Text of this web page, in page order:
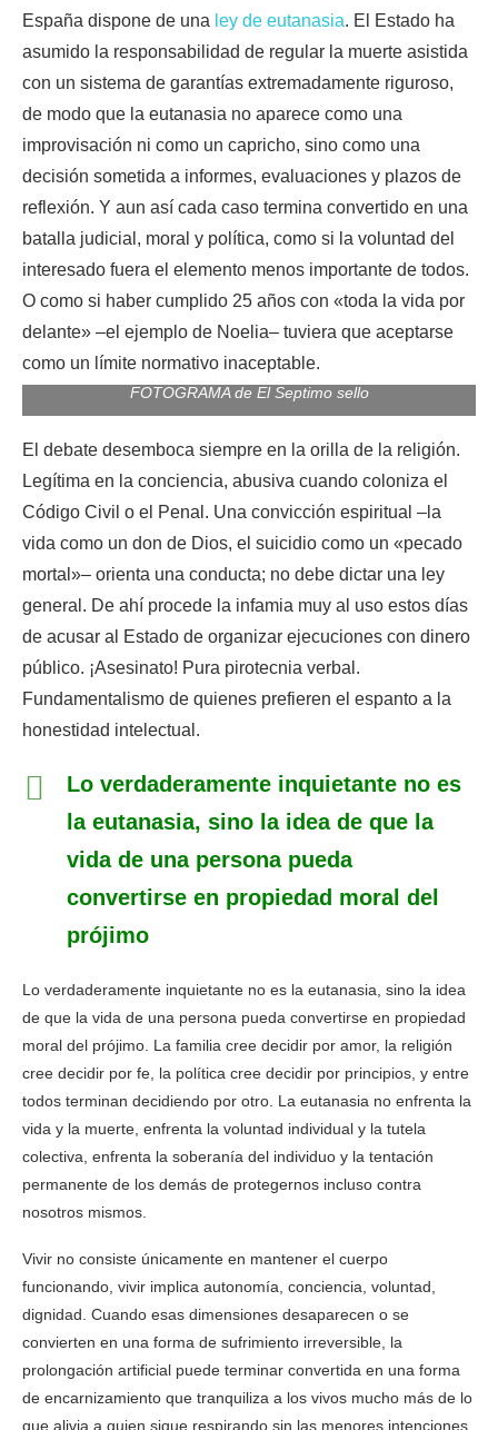
España dispone de una ley de eutanasia. El Estado ha
asumido la responsabilidad de regular la muerte asistida
con un sistema de garantías extremadamente riguroso,
de modo que la eutanasia no aparece como una
improvisación ni como un capricho, sino como una
decisión sometida a informes, evaluaciones y plazos de
reflexión. Y aun así cada caso termina convertido en una
batalla judicial, moral y política, como si la voluntad del
interesado fuera el elemento menos importante de todos.
O como si haber cumplido 25 años con «toda la vida por
delante» –el ejemplo de Noelia– tuviera que aceptarse
como un límite normativo inaceptable.
FOTOGRAMA de El Septimo sello
El debate desemboca siempre en la orilla de la religión.
Legítima en la conciencia, abusiva cuando coloniza el
Código Civil o el Penal. Una convicción espiritual –la
vida como un don de Dios, el suicidio como un «pecado
mortal»– orienta una conducta; no debe dictar una ley
general. De ahí procede la infamia muy al uso estos días
de acusar al Estado de organizar ejecuciones con dinero
público. ¡Asesinato! Pura pirotecnia verbal.
Fundamentalismo de quienes prefieren el espanto a la
honestidad intelectual.
Lo verdaderamente inquietante no es
la eutanasia, sino la idea de que la
vida de una persona pueda
convertirse en propiedad moral del
prójimo
Lo verdaderamente inquietante no es la eutanasia, sino la idea
de que la vida de una persona pueda convertirse en propiedad
moral del prójimo. La familia cree decidir por amor, la religión
cree decidir por fe, la política cree decidir por principios, y entre
todos terminan decidiendo por otro. La eutanasia no enfrenta la
vida y la muerte, enfrenta la voluntad individual y la tutela
colectiva, enfrenta la soberanía del individuo y la tentación
permanente de los demás de protegernos incluso contra
nosotros mismos.
Vivir no consiste únicamente en mantener el cuerpo
funcionando, vivir implica autonomía, conciencia, voluntad,
dignidad. Cuando esas dimensiones desaparecen o se
convierten en una forma de sufrimiento irreversible, la
prolongación artificial puede terminar convertida en una forma
de encarnizamiento que tranquiliza a los vivos mucho más de lo
que alivia a quien sigue respirando sin las menores intenciones